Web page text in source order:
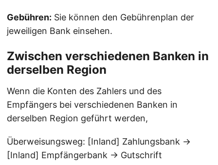
Gebühren: Sie können den Gebührenplan der
jeweiligen Bank einsehen.
Zwischen verschiedenen Banken in
derselben Region
Wenn die Konten des Zahlers und des
Empfängers bei verschiedenen Banken in
derselben Region geführt werden,
Überweisungsweg: [Inland] Zahlungsbank →
[Inland] Empfängerbank → Gutschrift